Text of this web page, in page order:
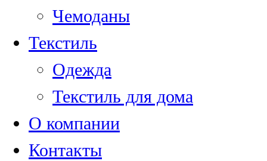
Чемоданы
Текстиль
Одежда
Текстиль для дома
О компании
Контакты